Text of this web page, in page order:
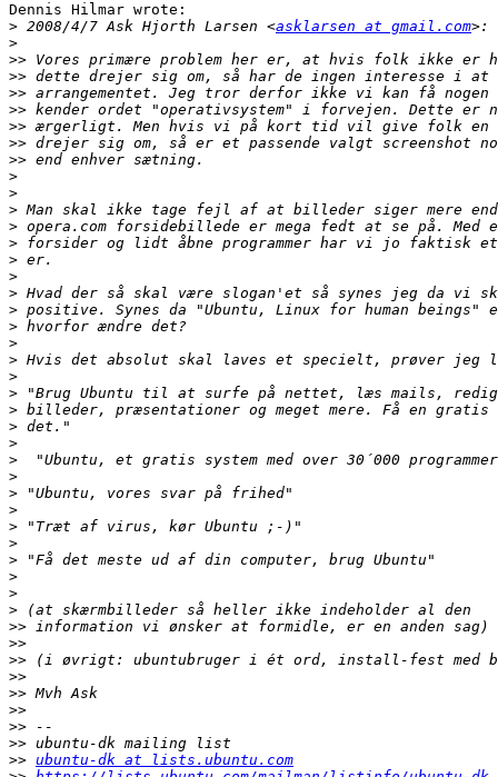
Dennis Hilmar wrote:
> 2008/4/7 Ask Hjorth Larsen <asklarsen at gmail.com
>
>>
>>
>>
>>
>>
>>
>>
>
>
>
>
>
>
>
>
>
>
>
>
>
>
>
>
>
>
>
>
>
>
>
>
>
>
>
>>
>>
>>
>>
>>
>>
>>
>>
>> ubuntu-dk at lists.ubuntu.com